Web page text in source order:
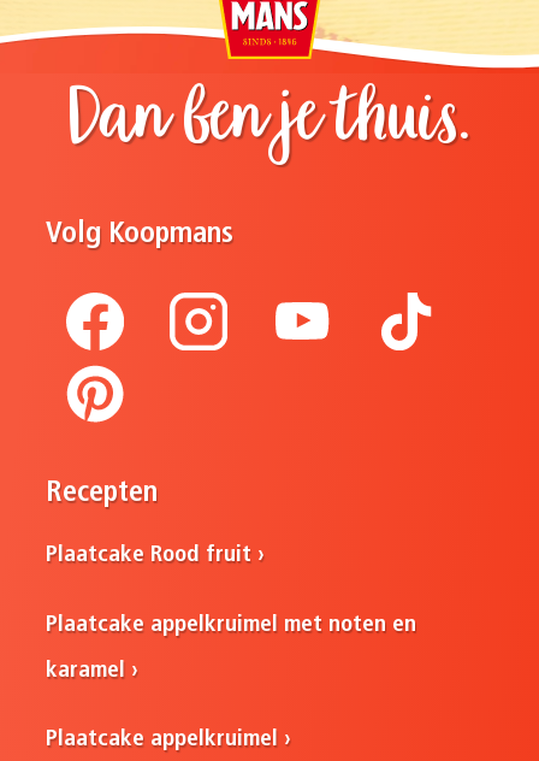
Dan ben je thuis.
Volg Koopmans
Recepten
Plaatcake Rood fruit
Plaatcake appelkruimel met noten en
karamel
Plaatcake appelkruimel